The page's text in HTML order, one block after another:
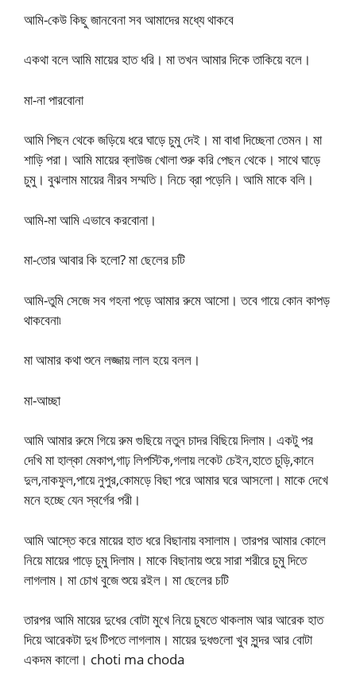
আমি-কেউ কিছু জানবেনা সব আমাদের মধ্যে থাকবে
একথা বলে আমি মায়ের হাত ধরি। মা তখন আমার দিকে তাকিয়ে বলে।
মা-না পারবোনা
আমি পিছন থেকে জড়িয়ে ধরে ঘাড়ে চুমু দেই। মা বাধা দিচ্ছেনা তেমন। মা
শাড়ি পরা। আমি মায়ের ব্লাউজ খোলা শুরু করি পেছন থেকে। সাথে ঘাড়ে
চুমু। বুঝলাম মায়ের নীরব সম্মতি। নিচে ব্রা পড়েনি। আমি মাকে বলি।
আমি-মা আমি এভাবে করবোনা।
মা-তোর আবার কি হলো? মা ছেলের চটি
আমি-তুমি সেজে সব গহনা পড়ে আমার রুমে আসো। তবে গায়ে কোন কাপড়
থাকবেনা৷
মা আমার কথা শুনে লজ্জায় লাল হয়ে বলল।
মা-আচ্ছা
আমি আমার রুমে গিয়ে রুম গুছিয়ে নতুন চাদর বিছিয়ে দিলাম। একটু পর
দেখি মা হাল্কা মেকাপ,গাঢ় লিপস্টিক,গলায় লকেট চেইন,হাতে চুড়ি,কানে
দুল,নাকফুল,পায়ে নুপুর,কোমড়ে বিছা পরে আমার ঘরে আসলো। মাকে দেখে
মনে হচ্ছে যেন স্বর্গের পরী।
আমি আস্তে করে মায়ের হাত ধরে বিছানায় বসালাম। তারপর আমার কোলে
নিয়ে মায়ের গাড়ে চুমু দিলাম। মাকে বিছানায় শুয়ে সারা শরীরে চুমু দিতে
লাগলাম। মা চোখ বুজে শুয়ে রইল। মা ছেলের চটি
তারপর আমি মায়ের দুধের বোটা মুখে নিয়ে চুষতে থাকলাম আর আরেক হাত
দিয়ে আরেকটা দুধ টিপতে লাগলাম। মায়ের দুধগুলো খুব সুন্দর আর বোটা
একদম কালো। choti ma choda